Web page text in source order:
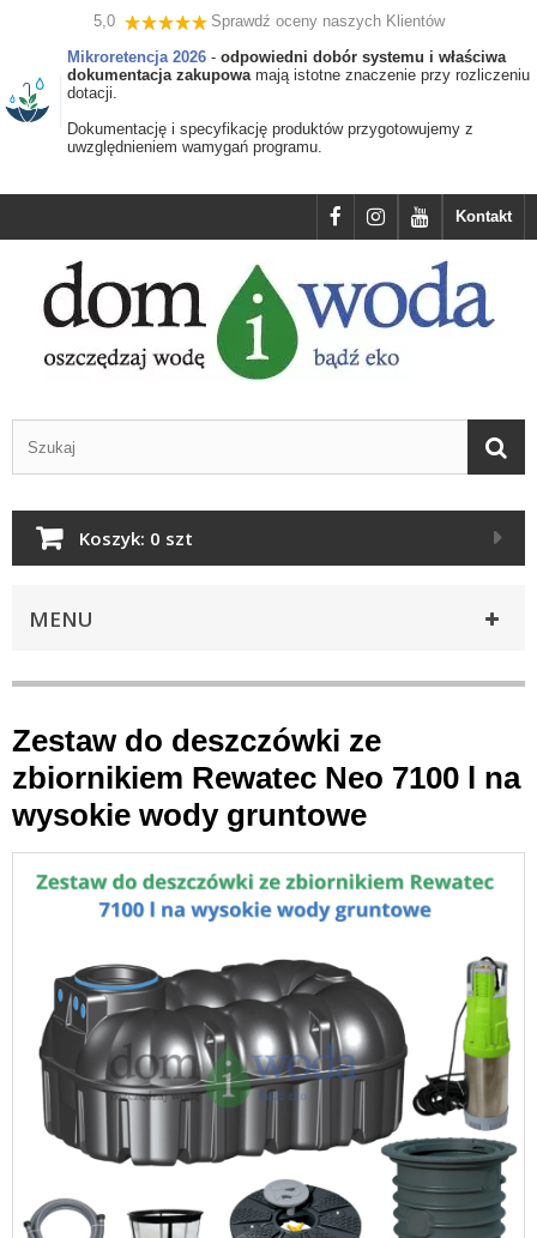
5,0
Sprawdź oceny naszych Klientów
Mikroretencja 2026 - odpowiedni dobór systemu i właściwa
dokumentacja zakupowamają istotne znaczenie przy rozliczeniu
dotacji.
Dokumentację i specyfikację produktów przygotowujemy z
uwzględnieniem wamygań programu.
Kontakt
Koszyk: 0 szt
MENU
Zestaw do deszczówki ze
zbiornikiem Rewatec Neo 7100 l na
wysokie wody gruntowe